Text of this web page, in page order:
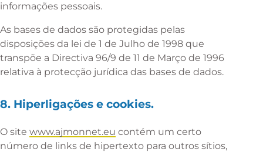
informações pessoais.
As bases de dados são protegidas pelas
disposições da lei de 1 de Julho de 1998 que
transpõe a Directiva 96/9 de 11 de Março de 1996
relativa à protecção jurídica das bases de dados.
8. Hiperligações e cookies.
O site www.ajmonnet.eu contém um certo
número de links de hipertexto para outros sítios,